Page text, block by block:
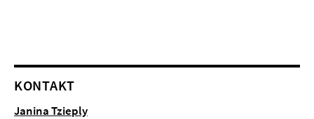
KONTAKT
Janina Tzieply